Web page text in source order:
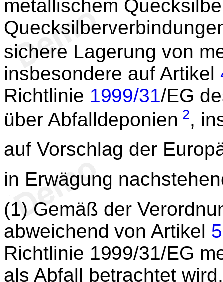
metallischem
sichere Lagerung von
insbesondere auf Artikel
Richtlinie 1999/31/EG
über Abfalldeponien 2,
auf Vorschlag der
in Erwägung
(1) Gemäß der
abweichend von Artikel 5
Richtlinie 1999/31/EG
als Abfall betrachtet